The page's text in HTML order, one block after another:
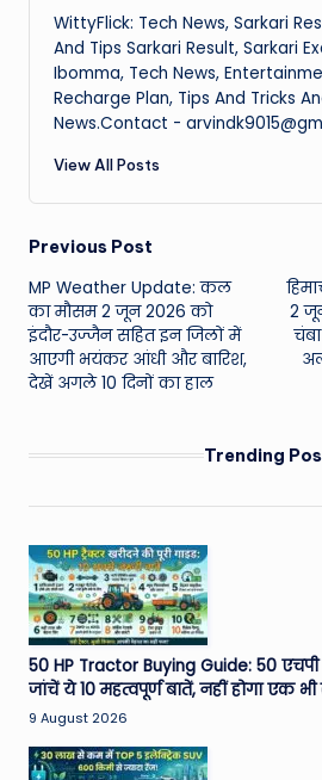
WittyFlick: Tech News, Sarkari
And Tips Sarkari Result, Sarkari
Ibomma, Tech News,
Recharge Plan, Tips And Tricks
News.Contact -
View All Posts
Post
navigation
Previous Post
MP Weather Update: कल
का मौसम 2 जून 2026 को
इंदौर-उज्जैन सहित इन जिलों में
आएगी भयंकर आंधी और बारिश,
देखें अगले 10 दिनों का हाल
2
Trending
50 HP Tractor Buying Guide: 50
जांचें ये 10 महत्वपूर्ण बातें, नहीं होगा एक
9 August 2026